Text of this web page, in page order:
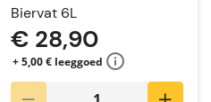
Biervat 6L
€ 28,90
+ 5,00 € leeggoed